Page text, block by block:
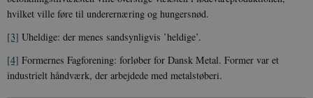
hvilket ville føre til underernæring og hungersnød.
[3] Uheldige: der menes sandsynligvis ’heldige’.
[4] Formernes Fagforening: forløber for Dansk Metal. Former var et
industrielt håndværk, der arbejdede med metalstøberi.
sp_t
Spotify Inc.
.spotify.com